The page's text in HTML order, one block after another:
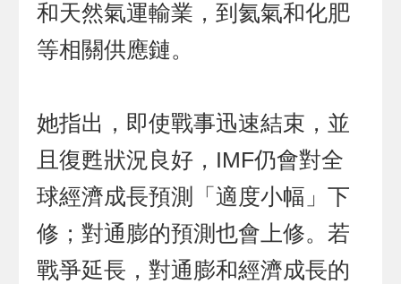
和天然氣運輸業，到氦氣和化肥
等相關供應鏈。
她指出，即使戰事迅速結束，並
且復甦狀況良好，IMF仍會對全
球經濟成長預測「適度小幅」下
修；對通膨的預測也會上修。若
戰爭延長，對通膨和經濟成長的